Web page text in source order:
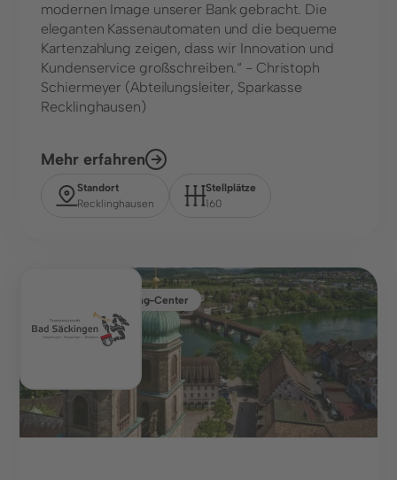
modernen Image unserer Bank gebracht. Die
eleganten Kassenautomaten und die bequeme
Kartenzahlung zeigen, dass wir Innovation und
Kundenservice großschreiben.“ - Christoph
Schiermeyer (Abteilungsleiter, Sparkasse
Recklinghausen)
Mehr erfahren
Standort
Recklinghausen
Stellplätze
160
Parkhaus, Shopping-Center